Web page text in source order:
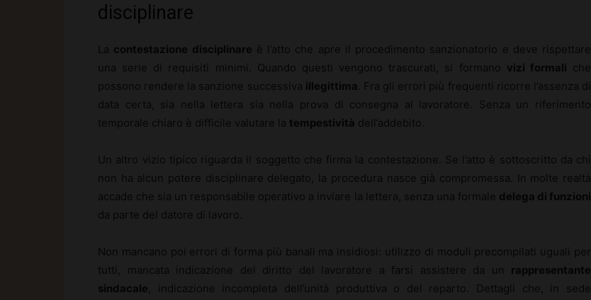
disciplinare
La contestazione disciplinare è l’atto che apre il procedimento sanzionatorio e deve rispettare
una serie di requisiti minimi. Quando questi vengono trascurati, si formano vizi formali che
possono rendere la sanzione successiva illegittima . Fra gli errori più frequenti ricorre l’assenza di
data certa, sia nella lettera sia nella prova di consegna al lavoratore. Senza un riferimento
temporale chiaro è difficile valutare la tempestività dell’addebito.
Un altro vizio tipico riguarda il soggetto che firma la contestazione. Se l’atto è sottoscritto da chi
non ha alcun potere disciplinare delegato, la procedura nasce già compromessa. In molte realtà
accade che sia un responsabile operativo a inviare la lettera, senza una formale delega di funzioni
da parte del datore di lavoro.
Non mancano poi errori di forma più banali ma insidiosi: utilizzo di moduli precompilati uguali per
tutti, mancata indicazione del diritto del lavoratore a farsi assistere da un rappresentante
sindacale , indicazione incompleta dell’unità produttiva o del reparto. Dettagli che, in sede